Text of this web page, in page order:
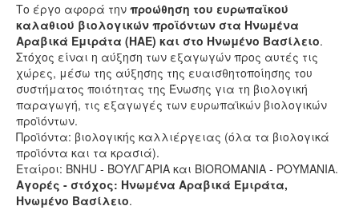
Το έργο αφορά την προώθηση του ευρωπαϊκού
καλαθιού βιολογικών προϊόντων στα Ηνωμένα
Αραβικά Εμιράτα (ΗΑΕ) και στο Ηνωμένο Βασίλειο.
Στόχος είναι η αύξηση των εξαγωγών προς αυτές τις
χώρες, μέσω της αύξησης της ευαισθητοποίησης του
συστήματος ποιότητας της Ένωσης για τη βιολογική
παραγωγή, τις εξαγωγές των ευρωπαϊκών βιολογικών
προϊόντων.
Προϊόντα: βιολογικής καλλιέργειας (όλα τα βιολογικά
προϊόντα και τα κρασιά).
Εταίροι: BNHU - ΒΟΥΛΓΑΡΙΑ και BIOROMANIA - ΡΟΥΜΑΝΙΑ.
Αγορές - στόχος: Ηνωμένα Αραβικά Εμιράτα,
Ηνωμένο Βασίλειο.